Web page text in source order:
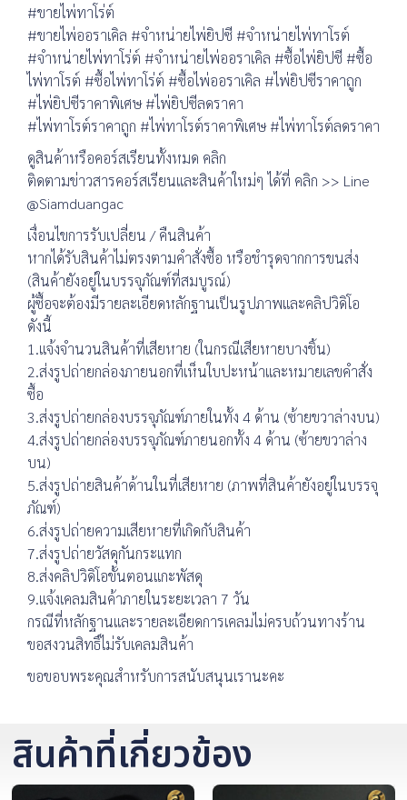
#ขายไพ่ทาโร่ต์
#ขายไพ่ออราเคิล #จำหน่ายไพ่ยิปซี #จำหน่ายไพ่ทาโรต์
#จำหน่ายไพ่ทาโร่ต์ #จำหน่ายไพ่ออราเคิล #ซื้อไพ่ยิปซี #ซื้อ
ไพ่ทาโรต์ #ซื้อไพ่ทาโร่ต์ #ซื้อไพ่ออราเคิล #ไพ่ยิปซีราคาถูก
#ไพ่ยิปซีราคาพิเศษ #ไพ่ยิปซีลดราคา
#ไพ่ทาโรต์ราคาถูก #ไพ่ทาโรต์ราคาพิเศษ #ไพ่ทาโรต์ลดราคา
ดูสินค้าหรือคอร์สเรียนทั้งหมด คลิก
ติดตามข่าวสารคอร์สเรียนและสินค้าใหม่ๆ ได้ที่ คลิก >> Line
@Siamduangac
เงื่อนไขการรับเปลี่ยน / คืนสินค้า
หากได้รับสินค้าไม่ตรงตามคำสั่งซื้อ หรือชำรุดจากการขนส่ง
(สินค้ายังอยู่ในบรรจุภัณฑ์ที่สมบูรณ์)
ผู้ซื้อจะต้องมีรายละเอียดหลักฐานเป็นรูปภาพและคลิปวิดิโอ
ดังนี้
1.แจ้งจำนวนสินค้าที่เสียหาย (ในกรณีเสียหายบางชิ้น)
2.ส่งรูปถ่ายกล่องภายนอกที่เห็นใบปะหน้าและหมายเลขคำสั่ง
ซื้อ
3.ส่งรูปถ่ายกล่องบรรจุภัณฑ์ภายในทั้ง 4 ด้าน (ซ้ายขวาล่างบน)
4.ส่งรูปถ่ายกล่องบรรจุภัณฑ์ภายนอกทั้ง 4 ด้าน (ซ้ายขวาล่าง
บน)
5.ส่งรูปถ่ายสินค้าด้านในที่เสียหาย (ภาพที่สินค้ายังอยู่ในบรรจุ
ภัณฑ์)
6.ส่งรูปถ่ายความเสียหายที่เกิดกับสินค้า
7.ส่งรูปถ่ายวัสดุกันกระแทก
8.ส่งคลิปวิดิโอขั้นตอนแกะพัสดุ
9.แจ้งเคลมสินค้าภายในระยะเวลา 7 วัน
กรณีที่หลักฐานและรายละเอียดการเคลมไม่ครบถ้วนทางร้าน
ขอสงวนสิทธิ์ไม่รับเคลมสินค้า
ขอขอบพระคุณสำหรับการสนับสนุนเรานะคะ
สินค้าที่เกี่ยวข้อง